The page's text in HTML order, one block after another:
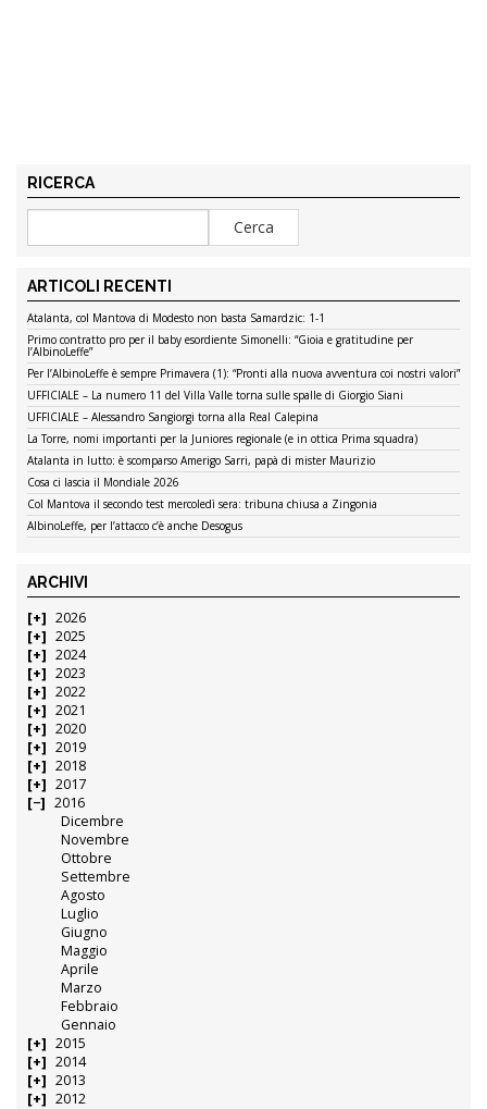
RICERCA
ARTICOLI RECENTI
Atalanta, col Mantova di Modesto non basta Samardzic: 1-1
Primo contratto pro per il baby esordiente Simonelli: “Gioia e gratitudine per
l’AlbinoLeffe”
Per l’AlbinoLeffe è sempre Primavera (1): “Pronti alla nuova avventura coi nostri valori”
UFFICIALE – La numero 11 del Villa Valle torna sulle spalle di Giorgio Siani
UFFICIALE – Alessandro Sangiorgi torna alla Real Calepina
La Torre, nomi importanti per la Juniores regionale (e in ottica Prima squadra)
Atalanta in lutto: è scomparso Amerigo Sarri, papà di mister Maurizio
Cosa ci lascia il Mondiale 2026
Col Mantova il secondo test mercoledì sera: tribuna chiusa a Zingonia
AlbinoLeffe, per l’attacco c’è anche Desogus
ARCHIVI
2026
2025
2024
2023
2022
2021
2020
2019
2018
2017
2016
Dicembre
Novembre
Ottobre
Settembre
Agosto
Luglio
Giugno
Maggio
Aprile
Marzo
Febbraio
Gennaio
2015
2014
2013
2012